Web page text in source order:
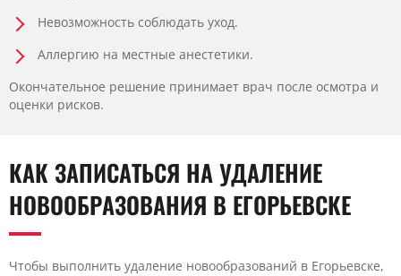
Невозможность соблюдать уход.
Аллергию на местные анестетики.
Окончательное решение принимает врач после осмотра и
оценки рисков.
КАК ЗАПИСАТЬСЯ НА УДАЛЕНИЕ
НОВООБРАЗОВАНИЯ В ЕГОРЬЕВСКЕ
Чтобы выполнить удаление новообразований в Егорьевске,